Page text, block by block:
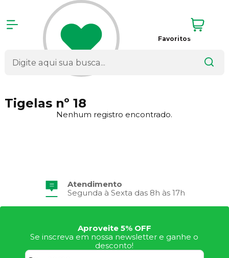
Favoritos
Tigelas nº 18
Nenhum registro encontrado.
Atendimento
Segunda à Sexta das 8h às 17h
Aproveite 5% OFF
Se inscreva em nossa newsletter e ganhe o
desconto!